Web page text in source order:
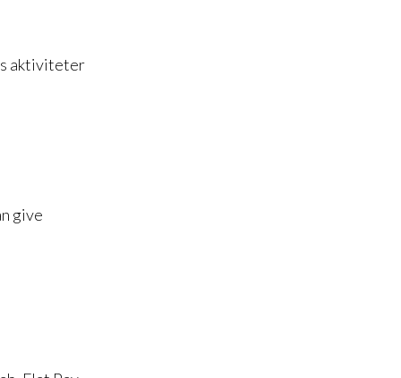
aktiviteter
give